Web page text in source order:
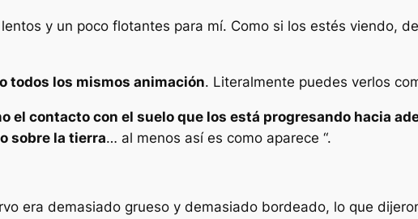
y un poco flotantes para mí. Como si los estés viendo,
todos los mismos animación. Literalmente puedes verlos
el contacto con el suelo que los está progresando hacia
sobre la tierra… al menos así es como aparece “.
era demasiado grueso y demasiado bordeado, lo que